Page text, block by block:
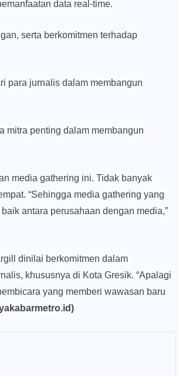
data real-time.
serta berkomitmen terhadap
para jurnalis dalam membangun
mitra penting dalam membangun
media gathering ini. Tidak banyak
“Sehingga media gathering yang
antara perusahaan dengan media,”
dinilai berkomitmen dalam
khususnya di Kota Gresik. “Apalagi
yang memberi wawasan baru